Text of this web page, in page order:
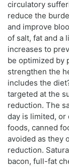
circulatory
reduce the
and improve
of salt, fat and a
increases to
be optimized by
strengthen the
includes the
targeted at the
reduction. The
day is limited, or
foods, canned
avoided as they
reduction.
bacon, full-fat